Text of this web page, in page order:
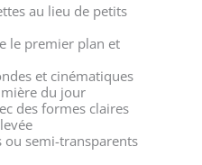
au lieu de petits
le premier plan et
et cinématiques
du jour
des formes claires
ou semi-transparents